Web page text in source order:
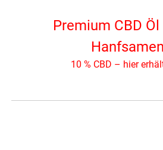
Premium CBD
10 % CBD – hier